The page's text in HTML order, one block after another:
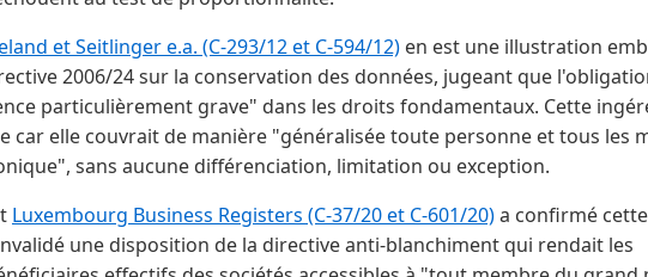
et Seitlinger e.a. (C-293/12 et C-594/12) en est une illustration
2006/24 sur la conservation des données, jugeant que
particulièrement grave" dans les droits fondamentaux. Cette
car elle couvrait de manière "généralisée toute personne et tous les
sans aucune différenciation, limitation ou exception.
Luxembourg Business Registers (C-37/20 et C-601/20)a confirmé
une disposition de la directive anti-blanchiment qui rendait les